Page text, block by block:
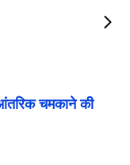
चमकाने की